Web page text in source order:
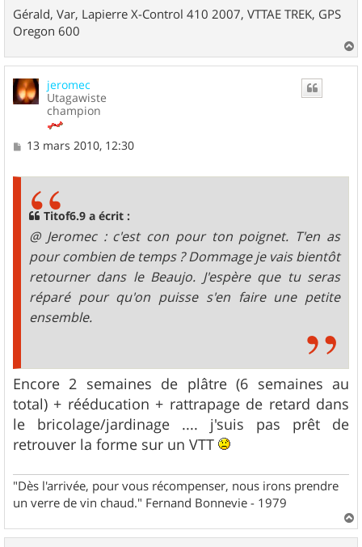
Gérald, Var, Lapierre X-Control 410 2007, VTTAE TREK, GPS
Oregon 600
a
jeromec
Utagawiste
champion
M13 mars 2010, 12:30
Titof6.9 a écrit :
@ Jeromec : c'est con pour ton poignet. T'en as
pour combien de temps ? Dommage je vais bientôt
retourner dans le Beaujo. J'espère que tu seras
réparé pour qu'on puisse s'en faire une petite
ensemble.
Encore 2 semaines de plâtre (6 semaines au
total) + rééducation + rattrapage de retard dans
le bricolage/jardinage .... j'suis pas prêt de
retrouver la forme sur un VTT
"Dès l'arrivée, pour vous récompenser, nous irons prendre
un verre de vin chaud." Fernand Bonnevie - 1979
a